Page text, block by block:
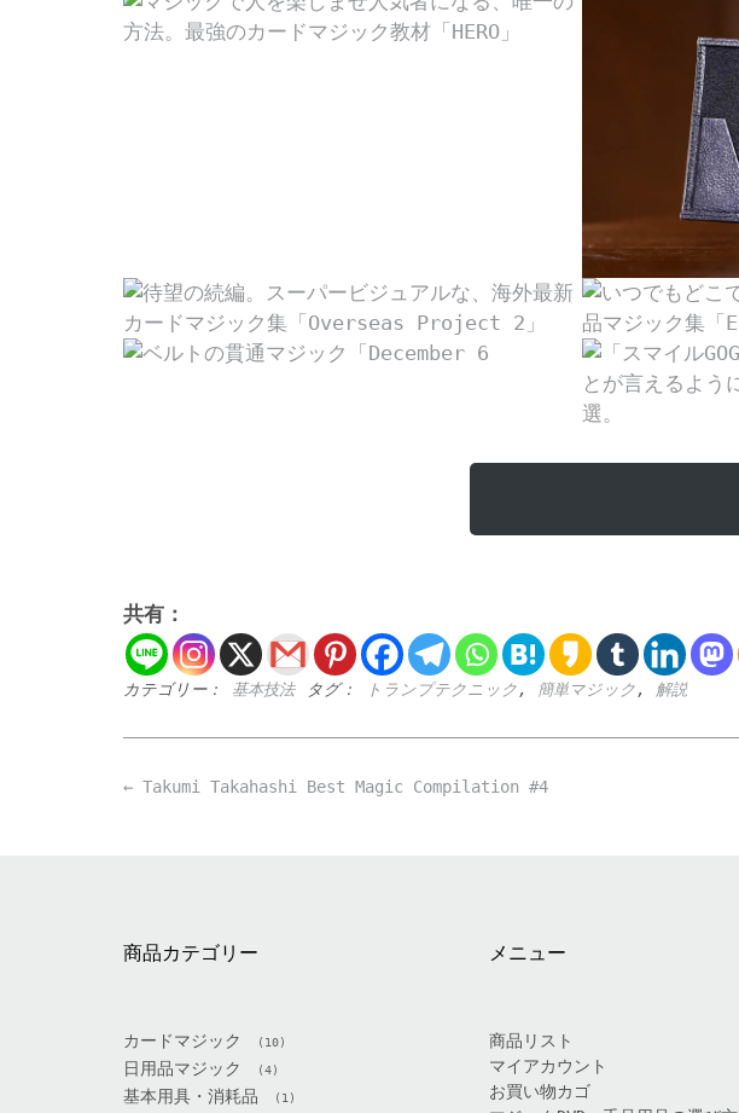
共有：
カテゴリー： 基本技法 タグ： トランプテクニック , 簡単マジック , 解説
Post
← Takumi Takahashi Best Magic Compilation #4
商品カテゴリー
カードマジック (10)
日用品マジック (4)
基本用具・消耗品 (1)
メニュー
商品リスト
マイアカウント
お買い物カゴ